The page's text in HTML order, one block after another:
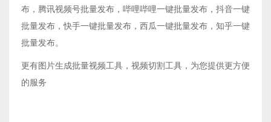
布，腾讯视频号批量发布，哔哩哔哩一键批量发布，抖音一键
批量发布，快手一键批量发布，西瓜一键批量发布，知乎一键
批量发布。
更有图片生成批量视频工具，视频切割工具，为您提供更方便
的服务